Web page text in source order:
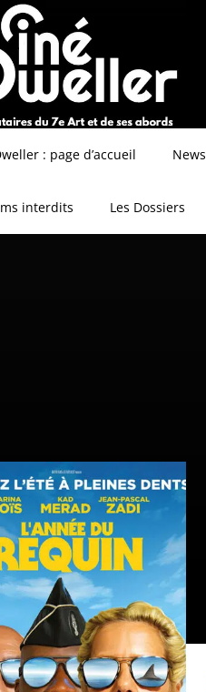
: page d’accueil News
interdits Les Dossiers